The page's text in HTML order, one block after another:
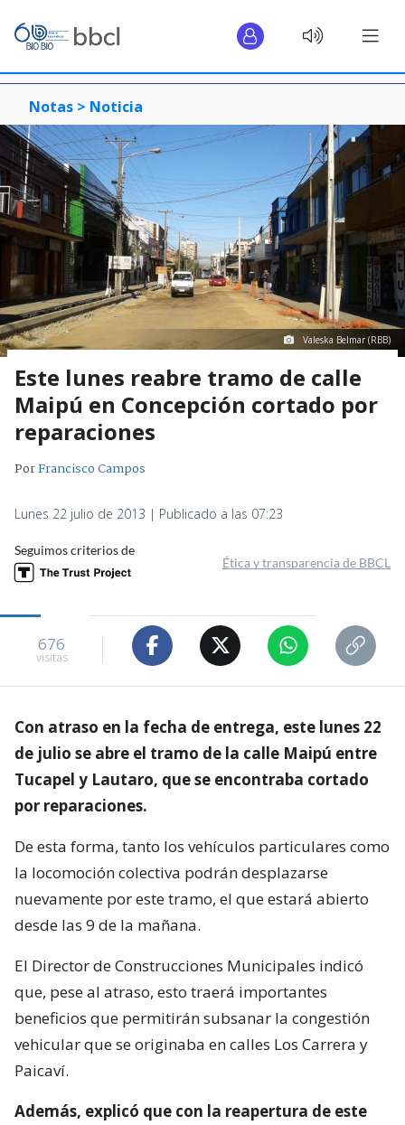
Notas > Noticia
Valeska Belmar (RBB)
Este lunes reabre tramo de calle
Maipú en Concepción cortado por
reparaciones
PorFrancisco Campos
Lunes 22 julio de 2013 | Publicado a las 07:23
Seguimos criterios de
Ética y transparencia de BBCL
676
visitas
Con atraso en la fecha de entrega, este lunes 22
de julio se abre el tramo de la calle Maipú entre
Tucapel y Lautaro, que se encontraba cortado
por reparaciones.
De esta forma, tanto los vehículos particulares como
la locomoción colectiva podrán desplazarse
nuevamente por este tramo, el que estará abierto
desde las 9 de la mañana.
El Director de Construcciones Municipales indicó
que, pese al atraso, esto traerá importantes
beneficios que permitirán subsanar la congestión
vehicular que se originaba en calles Los Carrera y
Paicaví.
Además, explicó que con la reapertura de este